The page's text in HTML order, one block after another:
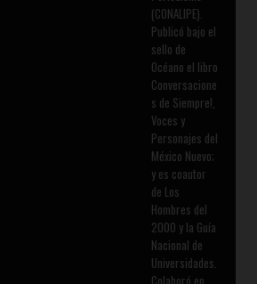
(CONALIPE).
Publicó bajo el
sello de
Océano el libro
Conversacione
s de Siempre!,
Voces y
Personajes del
México Nuevo;
y es coautor
de Los
Hombres del
2000 y la Guía
Nacional de
Universidades.
Colaboró en